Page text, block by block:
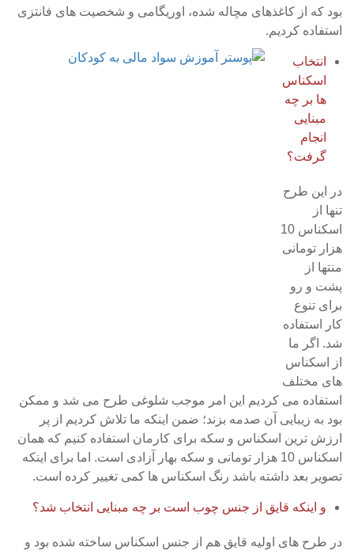
بود که از کاغذهای مچاله شده، اوریگامی و شخصیت های فانتزی
استفاده کردیم.
انتخاب
اسکناس
ها بر چه
مبنایی
انجام
گرفت؟
در این طرح
تنها از
اسکناس 10
هزار تومانی
منتها از
پشت و رو
برای تنوع
کار استفاده
شد. اگر ما
از اسکناس
های مختلف
استفاده می کردیم این امر موجب شلوغی طرح می شد و ممکن
بود به زیبایی آن صدمه بزند؛ ضمن اینکه ما تلاش کردیم از پر
ارزش ترین اسکناس و سکه برای کارمان استفاده کنیم که همان
اسکناس 10 هزار تومانی و سکه بهار آزادی است. اما برای اینکه
تصویر بعد داشته باشد رنگ اسکناس ها کمی تغییر کرده است.
و اینکه قایق از جنس چوب است بر چه مبنایی انتخاب شد؟
در طرح های اولیه قایق هم از جنس اسکناس ساخته شده بود و